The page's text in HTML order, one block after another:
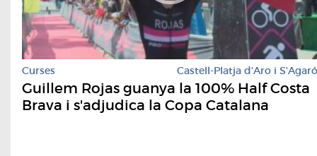
Curses Castell-Platja d'Aro i S'Agaró
Guillem Rojas guanya la 100% Half Costa
Brava i s'adjudica la Copa Catalana